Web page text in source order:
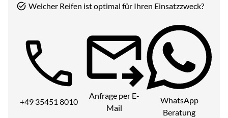
Welcher Reifen ist optimal für Ihren Einsatzzweck?
Telefon:
+49 35451 8010
Anfrage per E-
Mail
WhatsApp
Beratung